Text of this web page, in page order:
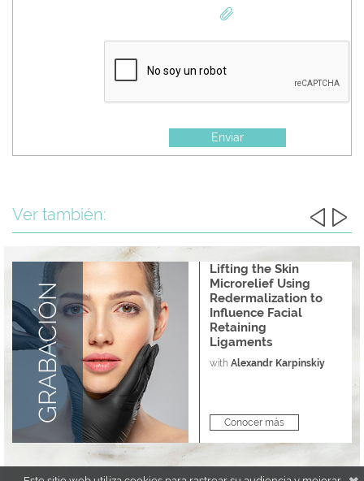
Enviar
Ver también:
GRABACIÓN
Lifting the Skin
Microrelief Using
Redermalization to
Influence Facial
Retaining
Ligaments
withAlexandr Karpinskiy
Conocer más